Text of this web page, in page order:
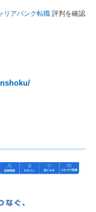
リアバンク転職 評判を確認